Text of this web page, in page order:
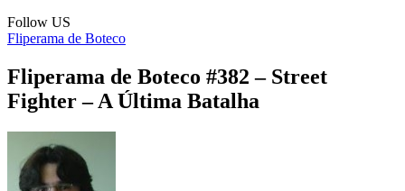
Follow US
Fliperama de Boteco
Fliperama de Boteco #382 – Street
Fighter – A Última Batalha